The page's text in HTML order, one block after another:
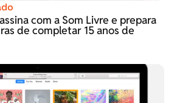
com a Som Livre e prepara
de completar 15 anos de